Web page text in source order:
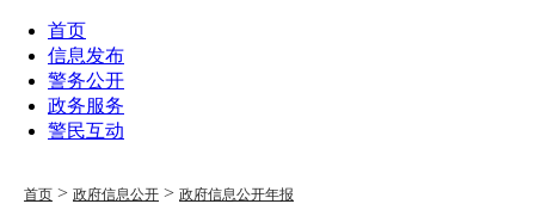
首页
信息发布
警务公开
政务服务
警民互动
首页 > 政府信息公开 > 政府信息公开年报